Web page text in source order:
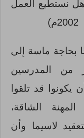
نستطيع العمل
بحاجة ماسة إلى
من المدرسين
قد تلقوا
الشاقة،
لاسيما وأن